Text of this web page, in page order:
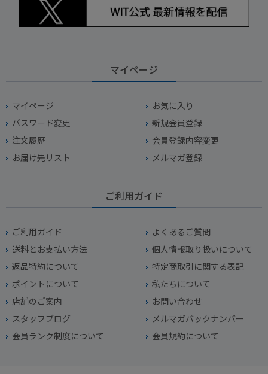
マイページ
マイページ
お気に入り
パスワード変更
新規会員登録
注文履歴
会員登録内容変更
お届け先リスト
メルマガ登録
ご利用ガイド
ご利用ガイド
よくあるご質問
送料とお支払い方法
個人情報取り扱いについて
返品特約について
特定商取引に関する表記
ポイントについて
私たちについて
店舗のご案内
お問い合わせ
スタッフブログ
メルマガバックナンバー
会員ランク制度について
会員規約について